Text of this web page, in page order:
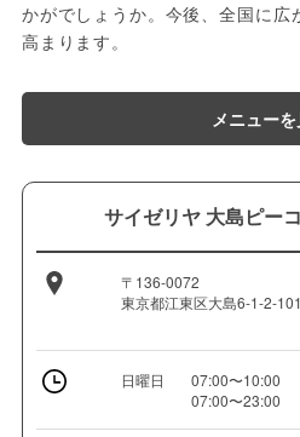
かがでしょうか。今後、全国に広
高まります。
メニュー
サイゼリヤ 大島ピー
〒136-0072
東京都江東区大島6-1-2-101
日曜日
07:00〜10:00
07:00〜23:00